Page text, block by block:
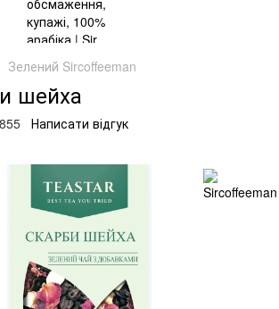
Зелений Sircoffeeman
шейха
Написати відгук